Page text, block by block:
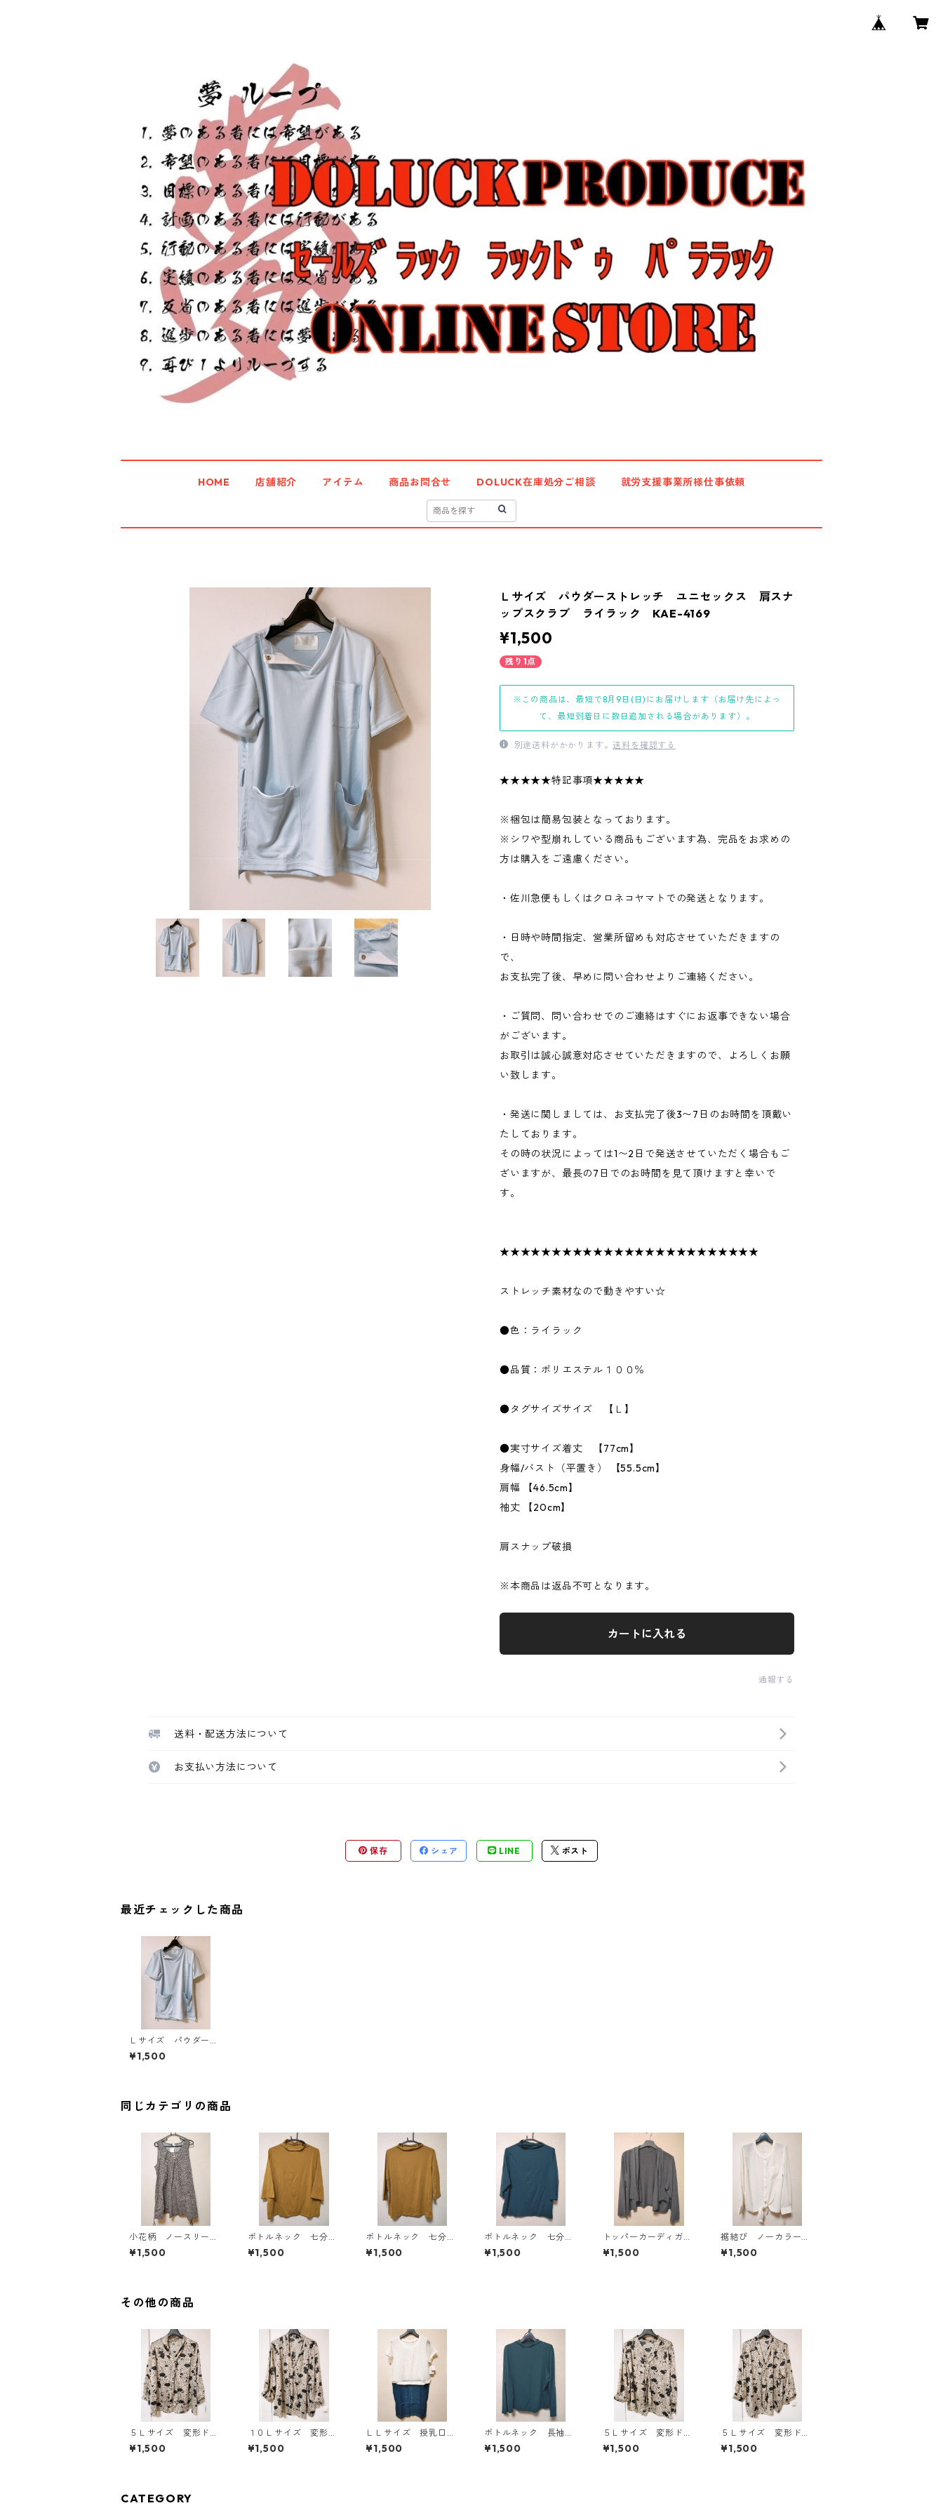
HOME 店舗紹介 アイテム 商品お問合せ DOLUCK在庫処分ご相談 就労支援事業所様仕事依頼
Ｌサイズ パウダーストレッチ ユニセックス 肩スナ
ップスクラブ ライラック KAE-4169
¥1,500
残り1点
※この商品は、最短で8月9日(日)にお届けします（お届け先によっ
て、最短到着日に数日追加される場合があります）。
別途送料がかかります。送料を確認する
★★★★★特記事項★★★★★
※梱包は簡易包装となっております。
※シワや型崩れしている商品もございます為、完品をお求めの
方は購入をご遠慮ください。
・佐川急便もしくはクロネコヤマトでの発送となります。
・日時や時間指定、営業所留めも対応させていただきますの
で、
お支払完了後、早めに問い合わせよりご連絡ください。
・ご質問、問い合わせでのご連絡はすぐにお返事できない場合
がございます。
お取引は誠心誠意対応させていただきますので、よろしくお願
い致します。
・発送に関しましては、お支払完了後3〜7日のお時間を頂戴い
たしております。
その時の状況によっては1〜2日で発送させていただく場合もご
ざいますが、最長の7日でのお時間を見て頂けますと幸いで
す。
★★★★★★★★★★★★★★★★★★★★★★★★★
ストレッチ素材なので動きやすい☆
●色：ライラック
●品質：ポリエステル１００％
●タグサイズサイズ 【Ｌ】
●実寸サイズ着丈 【77cm】
身幅/バスト（平置き） 【55.5cm】
肩幅 【46.5cm】
袖丈 【20cm】
肩スナップ破損
※本商品は返品不可となります。
カートに入れる
通報する
送料・配送方法について
お支払い方法について
保存 シェア LINE ポスト
最近チェックした商品
Ｌサイズ パウダース
トレッチ ユニセック
ス 肩スナップスクラ
¥1,500
同じカテゴリの商品
小花柄 ノースリーブ
ワンピース ４Ｌ ブ
ラック KAE-4819
¥1,500
ボトルネック 七分袖
カットソー ４Ｌ マ
スタード KAE-4818
¥1,500
ボトルネック 七分袖
カットソー ４Ｌ マ
スタード KAE-4816
¥1,500
ボトルネック 七分袖
カットソー ４Ｌ テ
ィールグリーン KAE
¥1,500
トッパーカーディガ
ン ４Ｌ グレー K
AE-4814
¥1,500
裾結び ノーカラーブ
ラウス ３Ｌ アイボ
リー KAE-4813
¥1,500
その他の商品
５Ｌサイズ 変形ドッ
ト 花柄 ボウタイブ
ラウス オフホワイ
¥1,500
１０Ｌサイズ 変形ド
ット 花柄 ボウタイ
ブラウス オフホワイ
¥1,500
ＬＬサイズ 授乳口付
き マタニティ ドッ
キングワンピース ホ
¥1,500
ボトルネック 長袖カ
ットソー ４Ｌ ティ
ールグリーン KAE-4
¥1,500
５Ｌサイズ 変形ドッ
ト 花柄 ボウタイブ
ラウス オフホワイ
¥1,500
５Ｌサイズ 変形ドッ
ト 花柄 ボウタイブ
ラウス オフホワイ
¥1,500
CATEGORY